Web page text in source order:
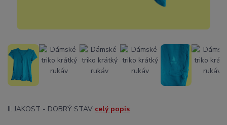
II. JAKOST - DOBRÝ STAV celý popis